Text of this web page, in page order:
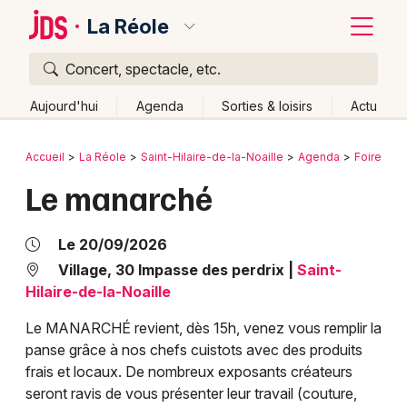
La Réole
Concert, spectacle, etc.
Aujourd'hui Agenda Sorties & loisirs Actu
Publier un événement
Grands événements
Manifestations
Foires & salons
Bordeaux
Lille
Lyon
Marseille
Mulhouse
Retour
Accueil La Réole Saint-Hilaire-de-la-Noaille Agenda Foires &
Le manarché
Le 20/09/2026
Village, 30 Impasse des perdrix
Saint-
Hilaire-de-la-Noaille
Le MANARCHÉ revient, dès 15h, venez vous remplir la
panse grâce à nos chefs cuistots avec des produits
frais et locaux. De nombreux exposants créateurs
seront ravis de vous présenter leur travail (couture,
Quoi ?
Où ?
Partout
Près de moi Changer de lieu
Quand ?
Aujourd'hui
Demain Ce week-end Autre